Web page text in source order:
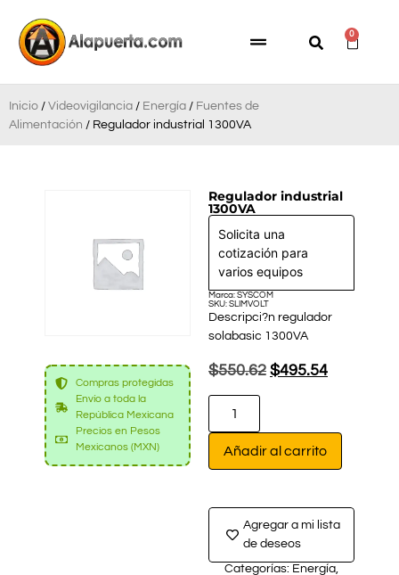
0
Inicio / Videovigilancia / Energía / Fuentes de
Alimentación / Regulador industrial 1300VA
Compras protegidas
Envío a toda la
República Mexicana
Precios en Pesos
Mexicanos (MXN)
Regulador industrial
1300VA
Solicita una
cotización para
varios equipos
Marca: SYSCOM
SKU: SLIMVOLT
Descripci?n regulador
solabasic 1300VA
$550.62 $495.54
Añadir al carrito
Agregar a mi lista
de deseos
Categorías: Energía,